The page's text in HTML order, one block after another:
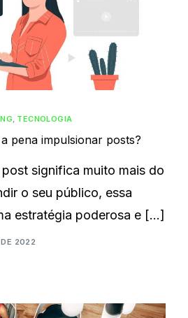
, TECNOLOGIA
pena impulsionar posts?
significa muito mais do
o seu público, essa
estratégia poderosa e […]
2022